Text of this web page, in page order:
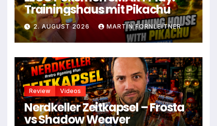
Trainingshaus mit Pikachu
2. AUGUST 2026 MARTIN FORNLEITNER
Review Videos
Nerdkeller Zeitkapsel – Frosta
vs Shadow Weaver